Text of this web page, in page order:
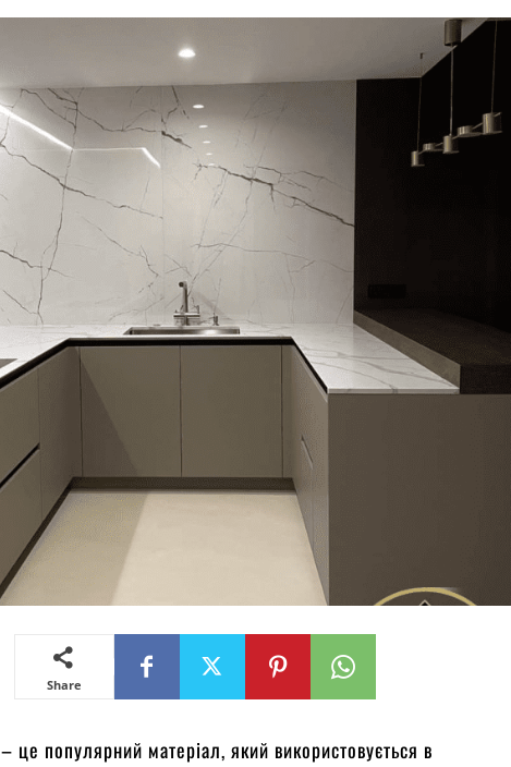
Share
– це популярний матеріал, який використовується в